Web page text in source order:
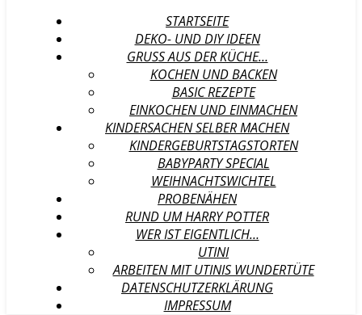
STARTSEITE
DEKO- UND DIY IDEEN
GRUSS AUS DER KÜCHE…
KOCHEN UND BACKEN
BASIC REZEPTE
EINKOCHEN UND EINMACHEN
KINDERSACHEN SELBER MACHEN
KINDERGEBURTSTAGSTORTEN
BABYPARTY SPECIAL
WEIHNACHTSWICHTEL
PROBENÄHEN
RUND UM HARRY POTTER
WER IST EIGENTLICH…
UTINI
ARBEITEN MIT UTINIS WUNDERTÜTE
DATENSCHUTZERKLÄRUNG
IMPRESSUM